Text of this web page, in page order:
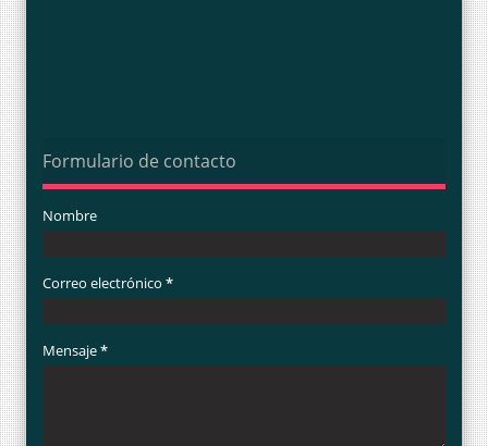
Formulario de contacto
Nombre
Correo electrónico *
Mensaje*